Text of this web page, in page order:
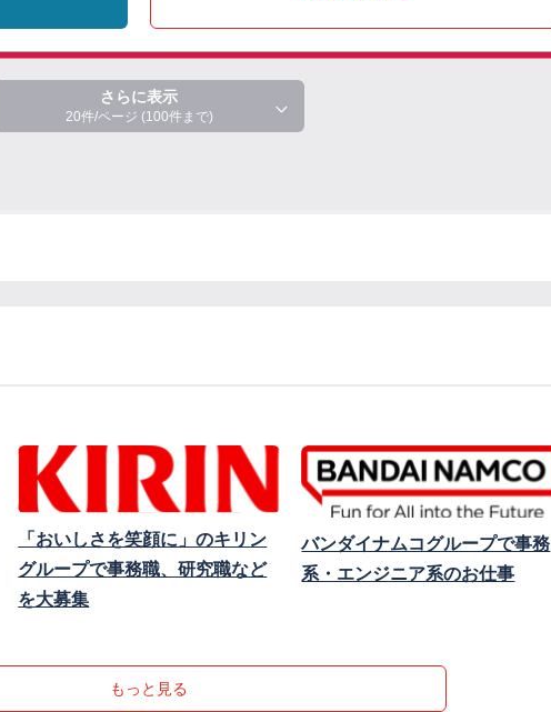
さらに表示
20件/ページ (100件まで)
「おいしさを笑顔に」のキリン
グループで事務職、研究職など
を大募集
バンダイナムコグループで事務
系・エンジニア系のお仕事
もっと見る